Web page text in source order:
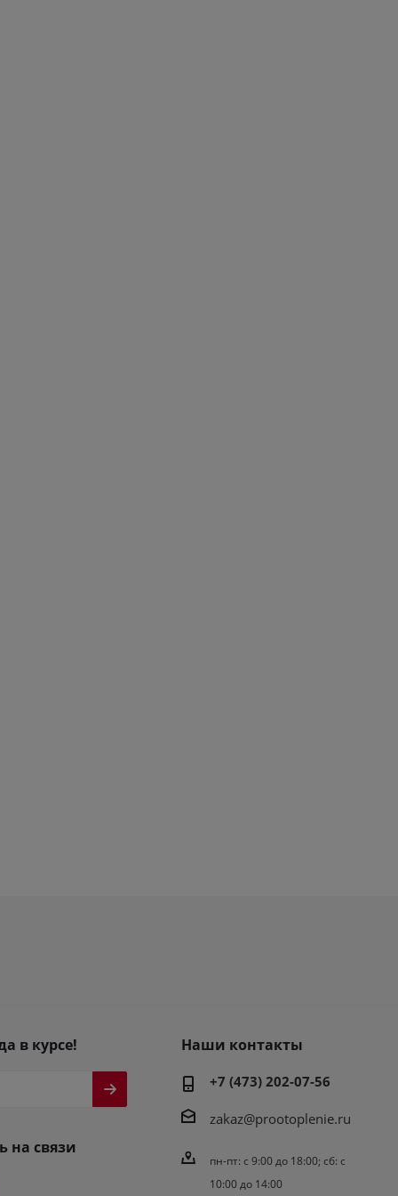
в курсе!
на связи
Наши контакты
+7 (473) 202-07-56
zakaz@prootoplenie.ru
пн-пт: c 9:00 до 18:00; сб: с
10:00 до 14:00